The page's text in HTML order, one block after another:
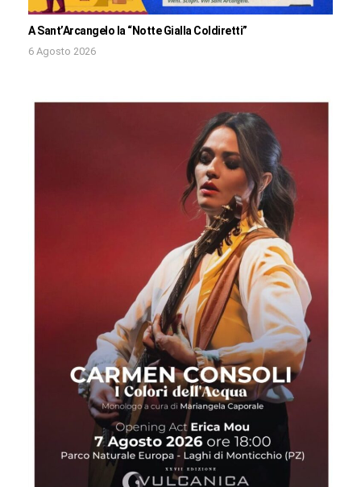
A Sant’Arcangelo la “Notte Gialla Coldiretti”
6 Agosto 2026